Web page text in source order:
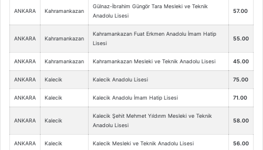
ANKARA Kahramankazan
Gülnaz-İbrahim Güngör Tara Mesleki ve Teknik
Anadolu Lisesi
57.00
ANKARA Kahramankazan
Kahramankazan Fuat Erkmen Anadolu İmam Hatip
Lisesi
55.00
ANKARA Kahramankazan Kahramankazan Mesleki ve Teknik Anadolu Lisesi 45.00
ANKARA Kalecik Kalecik Anadolu Lisesi 75.00
ANKARA Kalecik Kalecik Anadolu İmam Hatip Lisesi 71.00
ANKARA Kalecik
Kalecik Şehit Mehmet Yıldırım Mesleki ve Teknik
Anadolu Lisesi
58.00
ANKARA Kalecik Kalecik Mesleki ve Teknik Anadolu Lisesi 56.00